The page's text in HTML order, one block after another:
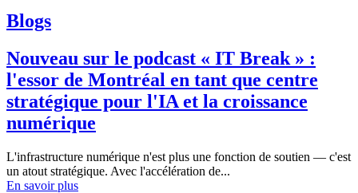
Blogs
Nouveau sur le podcast « IT Break » :
l'essor de Montréal en tant que centre
stratégique pour l'IA et la croissance
numérique
L'infrastructure numérique n'est plus une fonction de soutien — c'est
un atout stratégique. Avec l'accélération de...
En savoir plus